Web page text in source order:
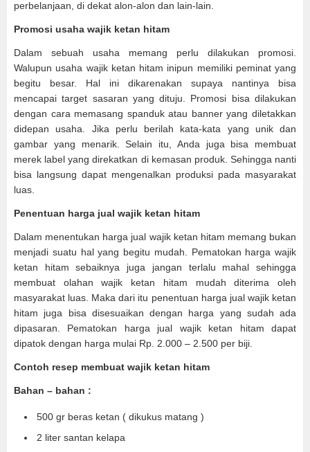
perbelanjaan, di dekat alon-alon dan lain-lain.
Promosi usaha wajik ketan hitam
Dalam sebuah usaha memang perlu dilakukan promosi.
Walupun usaha wajik ketan hitam inipun memiliki peminat yang
begitu besar. Hal ini dikarenakan supaya nantinya bisa
mencapai target sasaran yang dituju. Promosi bisa dilakukan
dengan cara memasang spanduk atau banner yang diletakkan
didepan usaha. Jika perlu berilah kata-kata yang unik dan
gambar yang menarik. Selain itu, Anda juga bisa membuat
merek label yang direkatkan di kemasan produk. Sehingga nanti
bisa langsung dapat mengenalkan produksi pada masyarakat
luas.
Penentuan harga jual wajik ketan hitam
Dalam menentukan harga jual wajik ketan hitam memang bukan
menjadi suatu hal yang begitu mudah. Pematokan harga wajik
ketan hitam sebaiknya juga jangan terlalu mahal sehingga
membuat olahan wajik ketan hitam mudah diterima oleh
masyarakat luas. Maka dari itu penentuan harga jual wajik ketan
hitam juga bisa disesuaikan dengan harga yang sudah ada
dipasaran. Pematokan harga jual wajik ketan hitam dapat
dipatok dengan harga mulai Rp. 2.000 – 2.500 per biji.
Contoh resep membuat wajik ketan hitam
Bahan – bahan :
500 gr beras ketan ( dikukus matang )
2 liter santan kelapa